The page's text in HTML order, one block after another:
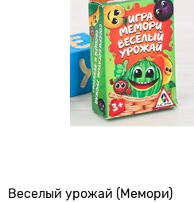
Веселый урожай (Мемори)